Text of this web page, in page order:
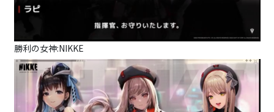
勝利の女神:NIKKE